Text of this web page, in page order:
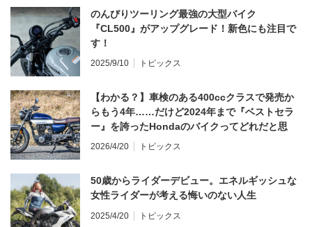
のんびりツーリング最強の大型バイク
『CL500』がアップグレード！新色にも注目で
す！
2025/9/10 トピックス
【わかる？】車検のある400ccクラスで発売か
らもう4年……だけど2024年まで『ベストセラ
ー』を誇ったHondaのバイクってどれだと思
う？
2026/4/20 トピックス
50歳からライダーデビュー。エネルギッシュな
女性ライダーが考える悔いのない人生
2025/4/20 トピックス